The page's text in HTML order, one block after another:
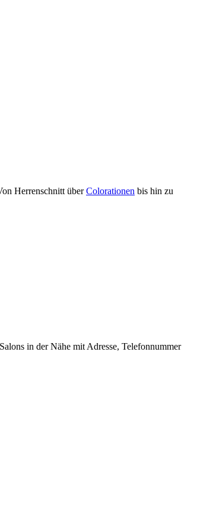
Herrenschnitt überColorationen bis hin zu
in der Nähe mit Adresse, Telefonnummer